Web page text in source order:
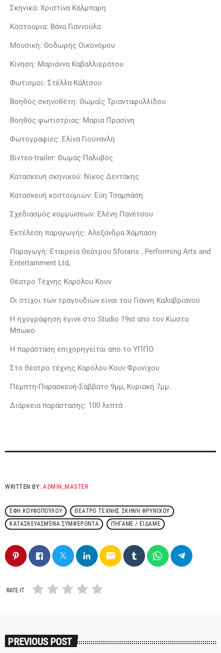
Σκηνικά: Χριστίνα Κάλμπαρη
Κοστούμια: Βάνα Γιαννούλα
Μουσική: Θοδωρής Οικονόμου
Κίνηση: Μαριάννα Καβαλλιεράτου
Φωτισμοί: Στέλλα Κάλτσου
Βοηθός σκηνοθέτη: Θωμαΐς Τριανταφυλλίδου
Βοηθός φωτίστριας: Μαρία Πρασίνη
Φωτογραφίες: Ελίνα Γιουνανλή
Βίντεο-trailer: Θωμάς Παλυβός
Κατασκευή σκηνικού: Νίκος Δεντάκης
Κατασκευή κοστουμιών: Εύη Τσαμπάση
Σχεδιασμός κομμώσεων: Ελένη Πανέτσου
Εκτέλεση παραγωγής: Αλεξάνδρα Χάμπαση
Παραγωγή: Εταιρεία Θεάτρου Sforaris , Performing Arts and
Entertainment Ltd,
Θέατρο Τέχνης Καρόλου Κουν
Οι στίχοι των τραγουδιών είναι του Γιάννη Καλαβριανού
Η ηχογράφηση έγινε στο Studio 19st από τον Κώστα
Μπώκο
Η παράσταση επιχορηγείται από το ΥΠΠΟ
Στο θέατρο τέχνης Καρόλου Κουν Φρυνίχου
Πέμπτη-Παρασκευή-Σάββατο 9μμ, Κυριακή 7μμ.
Διάρκεια παράστασης: 100 λεπτά
WRITTEN BY:ADMIN_MASTER
ΈΦΗ ΚΟΥΦΟΠΟΎΛΟΥ
ΘΈΑΤΡΟ ΤΈΧΝΗΣ ΣΚΗΝΉ ΦΡΥΝΊΧΟΥ
ΚΑΤΑΣΚΕΥΑΣΜΈΝΑ ΣΥΜΦΈΡΟΝΤΑ
ΠΉΓΑΜΕ / ΕΊΔΑΜΕ
email
RATE IT
PREVIOUS POST